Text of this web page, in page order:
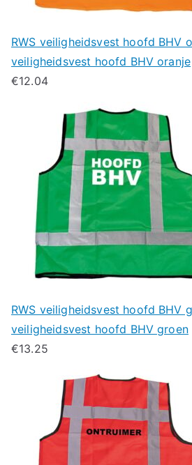
RWS veiligheidsvest hoofd BHV
veiligheidsvest hoofd BHV oranje
€12.04
RWS veiligheidsvest hoofd BHV
veiligheidsvest hoofd BHV groen
€13.25